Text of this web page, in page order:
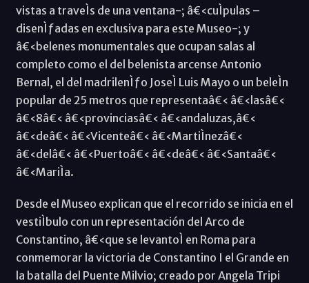
vistas a traveÌs de una ventana-; â€‹cuÌpulas –
disenÌƒadas en exclusiva para este Museo-; y
â€‹belenes monumentales que ocupan salas al
completo como el del belenista arcense Antonio
Bernal, el del madrilenÌƒo JoseÌ Luis Mayo o un beleÌn
popular de 25 metros que representaâ€‹ â€‹lasâ€‹
â€‹8â€‹ â€‹provinciasâ€‹ â€‹andaluzas,â€‹
â€‹deâ€‹ â€‹Vicenteâ€‹ â€‹MartiÌnezâ€‹
â€‹delâ€‹ â€‹Puertoâ€‹ â€‹deâ€‹ â€‹Santaâ€‹
â€‹MariÌa.
Desde el Museo explican que el recorrido se inicia en el
vestiÌbulo con un representación del Arco de
Constantino, â€‹que se levantoÌ en Roma para
conmemorar la victoria de Constantino I el Grande en
la batalla del Puente Milvio; creado por Angela Tripi